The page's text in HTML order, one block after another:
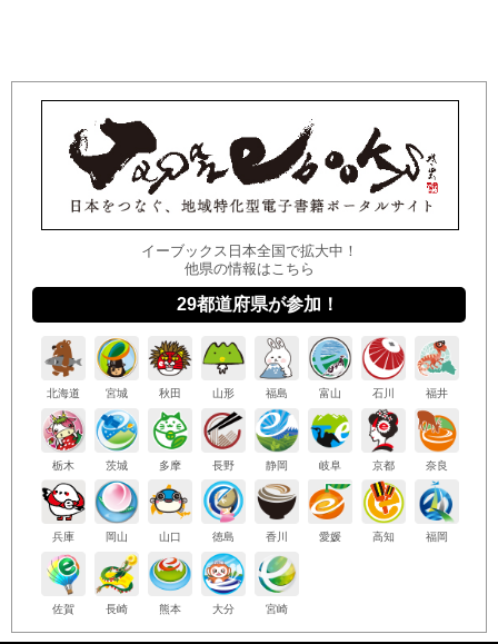
イーブックス日本全国で拡大中！
他県の情報はこちら
29都道府県が参加！
北海道 宮城 秋田 山形 福島 富山 石川 福井
栃木 茨城 多摩 長野 静岡 岐阜 京都 奈良
兵庫 岡山 山口 徳島 香川 愛媛 高知 福岡
佐賀 長崎 熊本 大分 宮崎